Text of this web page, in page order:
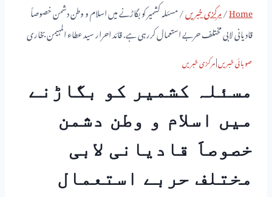
Home
/مرکزی خبریں/مسئلہ کشمیر کو بگاڑنے میں اسلام و وطن دشمن خصوصاََ
قادیانی لابی مختلف حربے استعمال کررہی ہے. قائد احرار سید عطاء المہیمن بخاری
صوبائی خبریں|مرکزی خبریں
مسئلہ کشمیر کو بگاڑنے
میں اسلام و وطن دشمن
خصوصاََ قادیانی لابی
مختلف حربے استعمال